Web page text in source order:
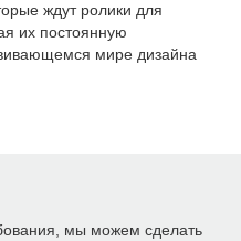
ждут ролики для
их постоянную
мире дизайна
мы можем сделать